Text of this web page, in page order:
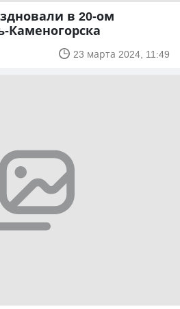
в 20-ом
Каменогорска
23 марта 2024, 11:49